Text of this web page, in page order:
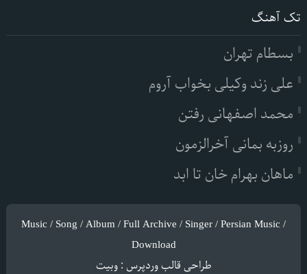
تک آهنگ
بسطام تهران
علی زند وکیلی بخواب آروم
محمد اصفهانی رفتن
روزبه بمانی آخرالزمون
ماهان بهرام خان تا ابد
Music / Song / Album / Full Archive / Singer / Persian Music /
Download
طراحی قالب وردپرس:وبیت